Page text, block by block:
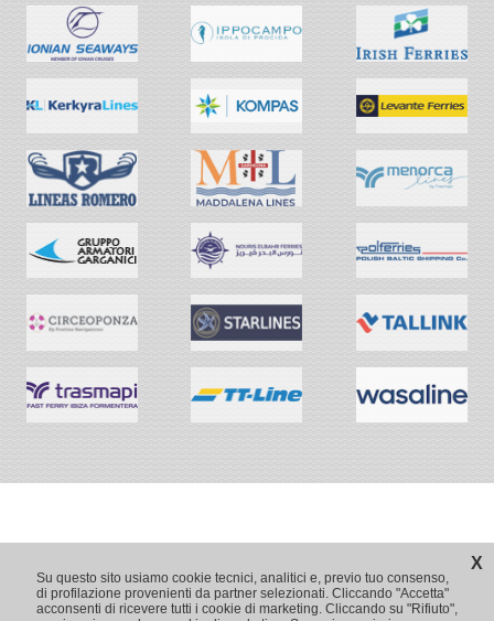
X
Su questo sito usiamo cookie tecnici, analitici e, previo tuo consenso,
di profilazione provenienti da partner selezionati. Cliccando "Accetta"
acconsenti di ricevere tutti i cookie di marketing. Cliccando su "Rifiuto",